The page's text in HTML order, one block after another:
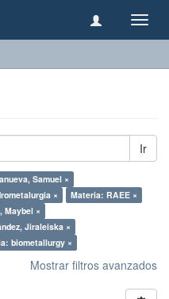
Ir
Samuel ×
×
Materia: RAEE ×
Maybel ×
Jiraleiska ×
biometallurgy ×
Mostrar filtros avanzados